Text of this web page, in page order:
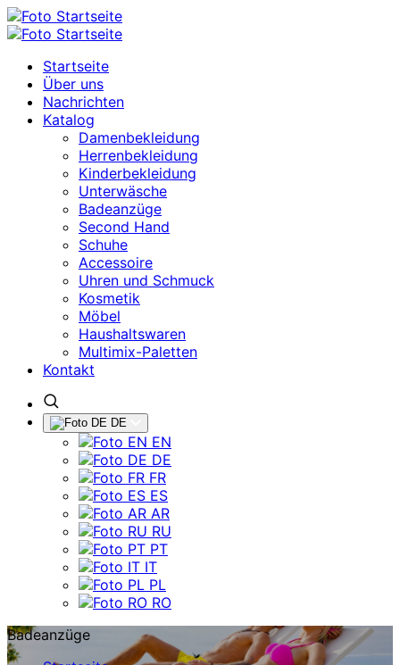
Startseite
Über uns
Nachrichten
Katalog
Damenbekleidung
Herrenbekleidung
Kinderbekleidung
Unterwäsche
Badeanzüge
Second Hand
Schuhe
Accessoire
Uhren und Schmuck
Kosmetik
Möbel
Haushaltswaren
Multimix-Paletten
Kontakt
DE
EN
DE
FR
ES
AR
RU
PT
IT
PL
RO
Badeanzüge